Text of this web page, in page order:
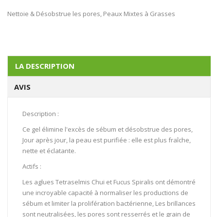
Nettoie & Désobstrue les pores, Peaux Mixtes à Grasses
LA DESCRIPTION
AVIS
Description :
Ce gel élimine l'excès de sébum et désobstrue des pores,
Jour après jour, la peau est purifiée : elle est plus fraîche,
nette et éclatante.
Actifs :
Les aglues Tetraselmis Chui et Fucus Spiralis ont démontré
une incroyable capacité à normaliser les productions de
sébum et limiter la prolifération bactérienne, Les brillances
sont neutralisées, les pores sont resserrés et le grain de